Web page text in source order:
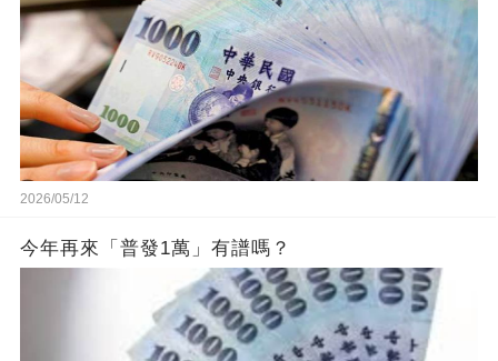
2026/05/12
今年再來「普發1萬」有譜嗎？